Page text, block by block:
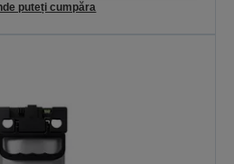
puteți cumpăra